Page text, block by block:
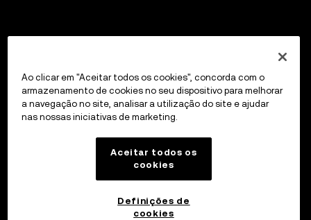
Ao clicar em "Aceitar todos os cookies", concorda com o
armazenamento de cookies no seu dispositivo para melhorar
a navegação no site, analisar a utilização do site e ajudar
nas nossas iniciativas de marketing.
Aceitar todos os
cookies
Definições de
cookies